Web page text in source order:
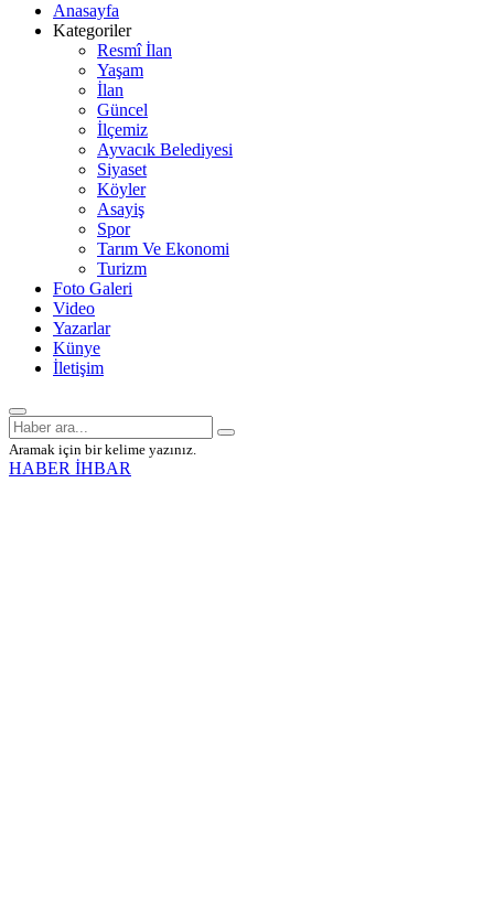
Anasayfa
Kategoriler
Resmî İlan
Yaşam
İlan
Güncel
İlçemiz
Ayvacık Belediyesi
Siyaset
Köyler
Asayiş
Spor
Tarım Ve Ekonomi
Turizm
Foto Galeri
Video
Yazarlar
Künye
İletişim
Aramak için bir kelime yazınız.
HABER İHBAR